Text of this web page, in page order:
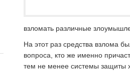
взломать различные
На этот раз средства взлома
вопроса, кто же именно
тем не менее системы защиты